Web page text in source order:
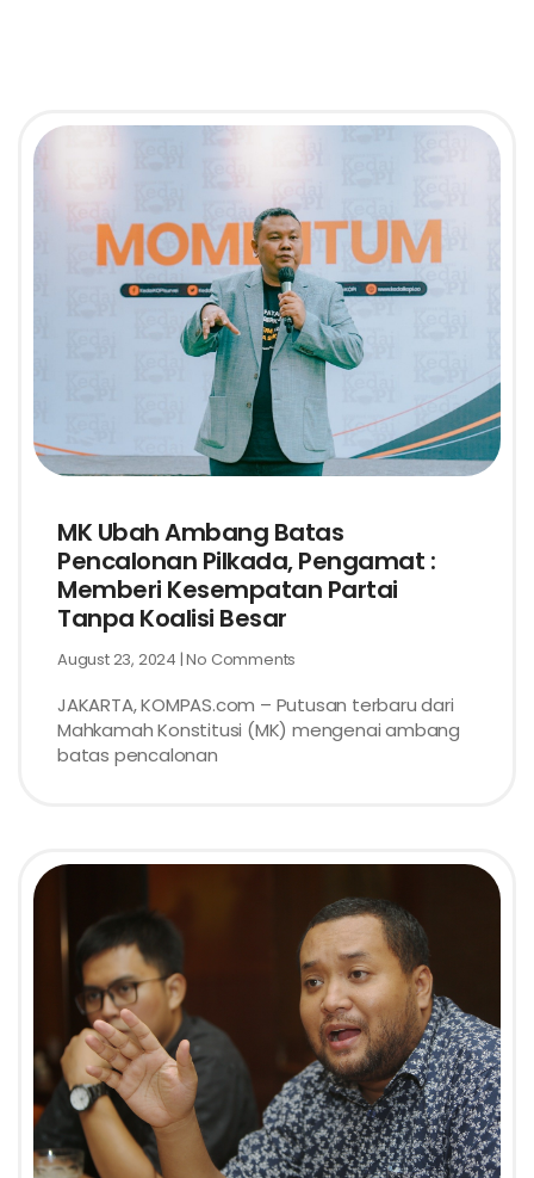
MK Ubah Ambang Batas
Pencalonan Pilkada, Pengamat :
Memberi Kesempatan Partai
Tanpa Koalisi Besar
August 23, 2024 No Comments
JAKARTA, KOMPAS.com – Putusan terbaru dari
Mahkamah Konstitusi (MK) mengenai ambang
batas pencalonan